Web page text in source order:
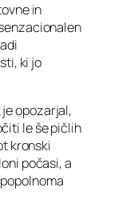
in
ki jo
opozarjal,
le še pičlih
kronski
počasi, a